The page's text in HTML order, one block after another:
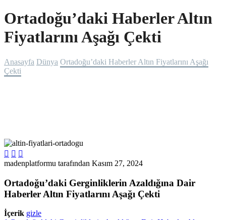
Ortadoğu’daki Haberler Altın
Fiyatlarını Aşağı Çekti
Anasayfa Dünya Ortadoğu’daki Haberler Altın Fiyatlarını Aşağı
Çekti
  
madenplatformu tarafından Kasım 27, 2024
Ortadoğu’daki Gerginliklerin Azaldığına Dair
Haberler Altın Fiyatlarını Aşağı Çekti
İçerik gizle